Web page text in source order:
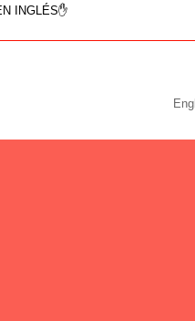
INGLÉS✋